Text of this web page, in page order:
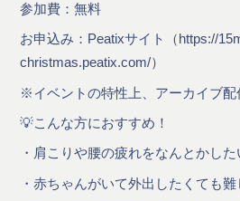
参加費：無料
お申込み：Peatixサイト（https://
christmas.peatix.com/）
※イベントの特性上、アーカイブ配
💡こんな方におすすめ！
・肩こりや腰の疲れをなんとかした
・赤ちゃんがいて外出したくても難